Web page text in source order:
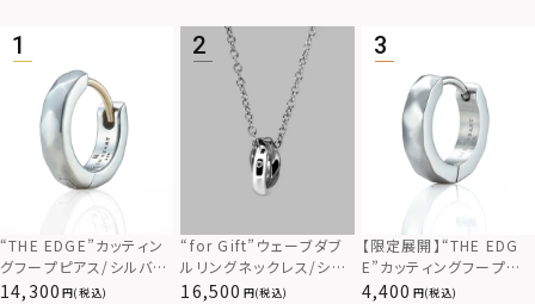
“THE EDGE”カッティン
グフープピアス/シルバー
925
14,300 (税込)
“for Gift”ウェーブダブ
ルリングネックレス/シル
バー×ブラック/シルバー
16,500 (税込)
【限定展開】“THE EDG
E”カッティングフープピ
アス/サージカルステンレ
4,400 (税込)